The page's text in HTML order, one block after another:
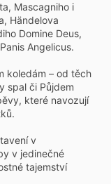
Mascagniho i
Händelova
Domine Deus,
Angelicus.
koledám – od těch
spal či Půjdem
které navozují
v
v jedinečné
tajemství